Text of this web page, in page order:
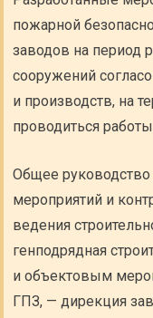
пожарной
заводов на период
сооружений
и производств, на
проводиться
Общее
мероприятий и
ведения
генподрядная
и объектовым
ГПЗ, — дирекция